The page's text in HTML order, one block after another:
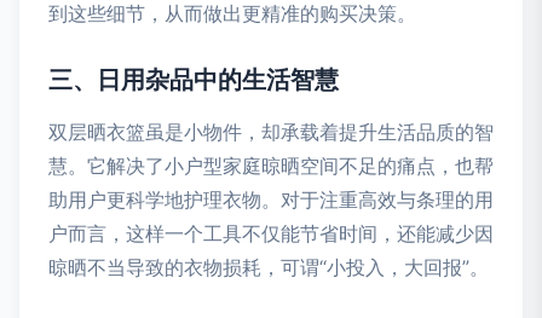
到这些细节，从而做出更精准的购买决策。
三、日用杂品中的生活智慧
双层晒衣篮虽是小物件，却承载着提升生活品质的智
慧。它解决了小户型家庭晾晒空间不足的痛点，也帮
助用户更科学地护理衣物。对于注重高效与条理的用
户而言，这样一个工具不仅能节省时间，还能减少因
晾晒不当导致的衣物损耗，可谓“小投入，大回报”。